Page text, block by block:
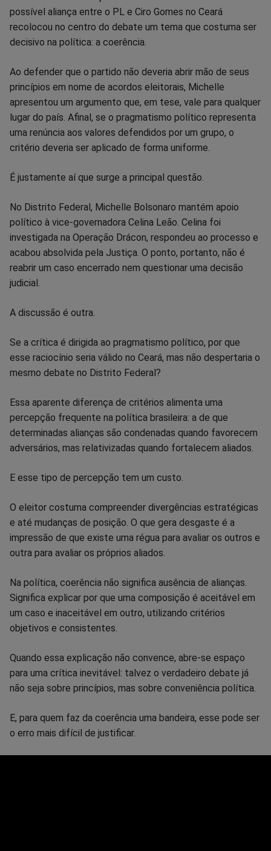
no
no
no
no
no
no
possível aliança entre o PL e Ciro Gomes no Ceará
recolocou no centro do debate um tema que costuma ser
decisivo na política: a coerência.
Ao defender que o partido não deveria abrir mão de seus
princípios em nome de acordos eleitorais, Michelle
apresentou um argumento que, em tese, vale para qualquer
lugar do país. Afinal, se o pragmatismo político representa
uma renúncia aos valores defendidos por um grupo, o
critério deveria ser aplicado de forma uniforme.
É justamente aí que surge a principal questão.
No Distrito Federal, Michelle Bolsonaro mantém apoio
político à vice-governadora Celina Leão. Celina foi
investigada na Operação Drácon, respondeu ao processo e
acabou absolvida pela Justiça. O ponto, portanto, não é
reabrir um caso encerrado nem questionar uma decisão
judicial.
A discussão é outra.
Se a crítica é dirigida ao pragmatismo político, por que
esse raciocínio seria válido no Ceará, mas não despertaria o
mesmo debate no Distrito Federal?
Essa aparente diferença de critérios alimenta uma
percepção frequente na política brasileira: a de que
determinadas alianças são condenadas quando favorecem
adversários, mas relativizadas quando fortalecem aliados.
E esse tipo de percepção tem um custo.
O eleitor costuma compreender divergências estratégicas
e até mudanças de posição. O que gera desgaste é a
impressão de que existe uma régua para avaliar os outros e
outra para avaliar os próprios aliados.
Na política, coerência não significa ausência de alianças.
Significa explicar por que uma composição é aceitável em
um caso e inaceitável em outro, utilizando critérios
objetivos e consistentes.
Quando essa explicação não convence, abre-se espaço
para uma crítica inevitável: talvez o verdadeiro debate já
não seja sobre princípios, mas sobre conveniência política.
E, para quem faz da coerência uma bandeira, esse pode ser
o erro mais difícil de justificar.